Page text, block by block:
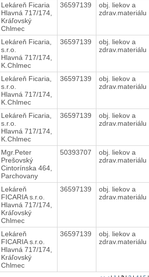
Lekáreň Ficaria
Hlavná 717/174,
Kráľovský
Chlmec
36597139
obj. liekov a
zdrav.materiálu
Lekáreň Ficaria,
s.r.o.
Hlavná 717/174,
K.Chlmec
36597139
obj. liekov a
zdrav.materiálu
Lekáreň Ficaria,
s.r.o.
Hlavná 717/174,
K.Chlmec
36597139
obj. liekov a
zdrav.materiálu
Lekáreň Ficaria,
s.r.o.
Hlavná 717/174,
K.Chlmec
36597139
obj. liekov a
zdrav.materiálu
Mgr.Peter
Prešovský
Cintorínska 464,
Parchovany
50393707
obj. liekov a
zdrav.materiálu
Lekáreň
FICARIA s.r.o.
Hlavná 717/174,
Kráľovský
Chlmec
36597139
obj. liekov a
zdrav.materiálu
Lekáreň
FICARIA s.r.o.
Hlavná 717/174,
Kráľovský
Chlmec
36597139
obj. liekov a
zdrav.materiálu